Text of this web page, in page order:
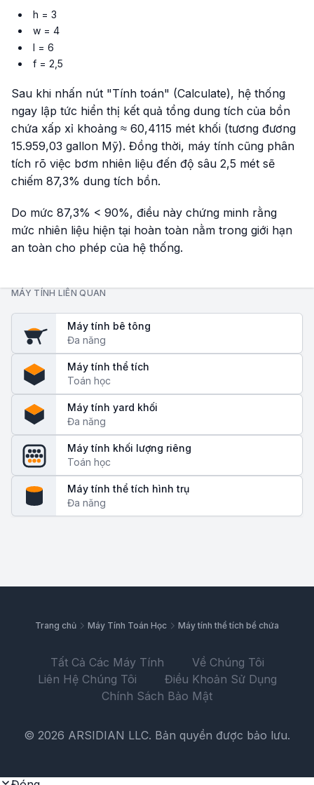
h = 3
w = 4
l = 6
f = 2,5
Sau khi nhấn nút "Tính toán" (Calculate), hệ thống
ngay lập tức hiển thị kết quả tổng dung tích của bồn
chứa xấp xỉ khoảng ≈ 60,4115 mét khối (tương đương
15.959,03 gallon Mỹ). Đồng thời, máy tính cũng phân
tích rõ việc bơm nhiên liệu đến độ sâu 2,5 mét sẽ
chiếm 87,3% dung tích bồn.
Do mức 87,3% < 90%, điều này chứng minh rằng
mức nhiên liệu hiện tại hoàn toàn nằm trong giới hạn
an toàn cho phép của hệ thống.
MÁY TÍNH LIÊN QUAN
Máy tính bê tông
Đa năng
Máy tính thể tích
Toán học
Máy tính yard khối
Đa năng
Máy tính khối lượng riêng
Toán học
Máy tính thể tích hình trụ
Đa năng
Trang chủ Máy Tính Toán Học Máy tính thể tích bể chứa
Tất Cả Các Máy Tính
Về Chúng Tôi
Liên Hệ Chúng Tôi
Điều Khoản Sử Dụng
Chính Sách Bảo Mật
© 2026 ARSIDIAN LLC. Bản quyền được bảo lưu.